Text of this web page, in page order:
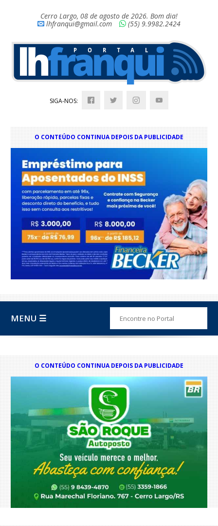
Cerro Largo, 08 de agosto de 2026. Bom dia!
lhfranqui@gmail.com
(55) 9.9982.2424
SIGA-NOS:
O CONTEÚDO CONTINUA DEPOIS DA PUBLICIDADE
MENU ☰
O CONTEÚDO CONTINUA DEPOIS DA PUBLICIDADE